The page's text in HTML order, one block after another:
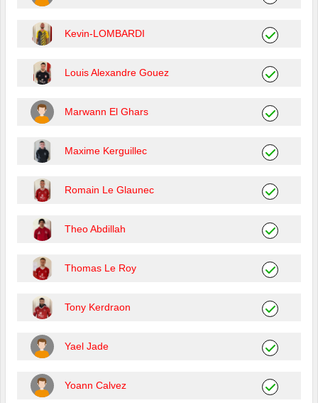
Kevin-LOMBARDI
Louis Alexandre Gouez
Marwann El Ghars
Maxime Kerguillec
Romain Le Glaunec
Theo Abdillah
Thomas Le Roy
Tony Kerdraon
Yael Jade
Yoann Calvez